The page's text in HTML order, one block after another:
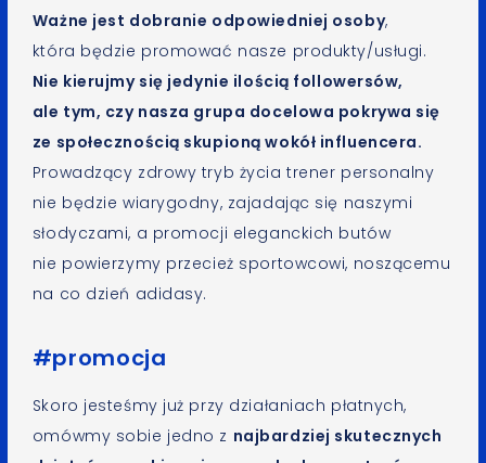
Ważne jest dobranie odpowiedniej osoby,
która będzie promować nasze produkty/usługi.
Nie kierujmy się jedynie ilością followersów,
ale tym, czy nasza grupa docelowa pokrywa się
ze społecznością skupioną wokół influencera.
Prowadzący zdrowy tryb życia trener personalny
nie będzie wiarygodny, zajadając się naszymi
słodyczami, a promocji eleganckich butów
nie powierzymy przecież sportowcowi, noszącemu
na co dzień adidasy.
#promocja
Skoro jesteśmy już przy działaniach płatnych,
omówmy sobie jedno z najbardziej skutecznych